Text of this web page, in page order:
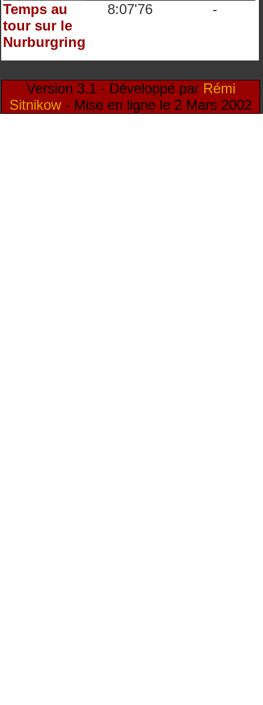
Temps au
tour sur le
Nurburgring
8:07'76 -
Version 3.1 - Développé par Rémi
Sitnikow- Mise en ligne le 2 Mars 2002